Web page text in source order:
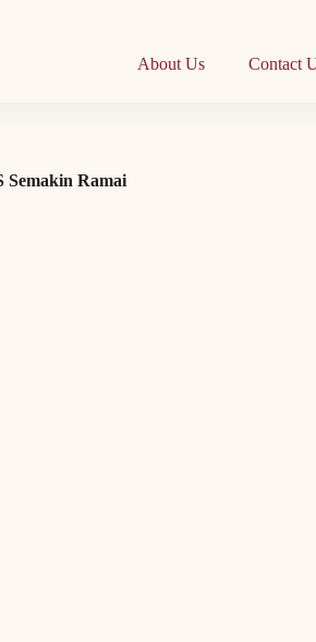
About Us Contact
Ramai